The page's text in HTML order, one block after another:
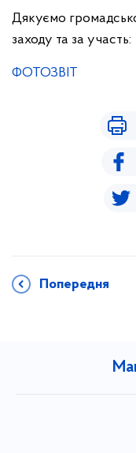
Дякуємо
заходу та за участь:
ФОТОЗВІТ
Попередня